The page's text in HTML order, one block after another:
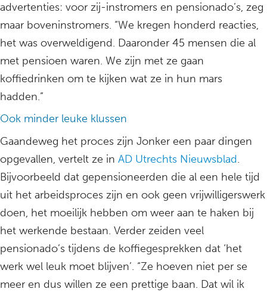
advertenties: voor zij-instromers en pensionado’s, zeg
maar boveninstromers. “We kregen honderd reacties,
het was overweldigend. Daaronder 45 mensen die al
met pensioen waren. We zijn met ze gaan
koffiedrinken om te kijken wat ze in hun mars
hadden.”
Ook minder leuke klussen
Gaandeweg het proces zijn Jonker een paar dingen
opgevallen, vertelt ze in AD Utrechts Nieuwsblad.
Bijvoorbeeld dat gepensioneerden die al een hele tijd
uit het arbeidsproces zijn en ook geen vrijwilligerswerk
doen, het moeilijk hebben om weer aan te haken bij
het werkende bestaan. Verder zeiden veel
pensionado’s tijdens de koffiegesprekken dat ‘het
werk wel leuk moet blijven’. “Ze hoeven niet per se
meer en dus willen ze een prettige baan. Dat wil ik